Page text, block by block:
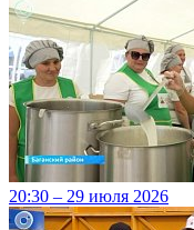
20:30 – 29 июля 2026